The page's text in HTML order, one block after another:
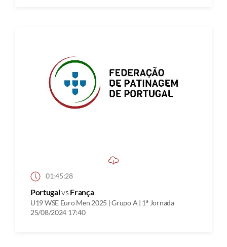
01:45:28
Portugalvs França
U19 WSE Euro Men 2025 | Grupo A | 1ª Jornada
25/08/2024 17:40